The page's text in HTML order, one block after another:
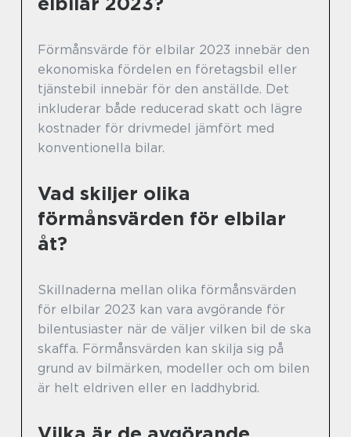
Förmånsvärde för elbilar 2023 innebär den
ekonomiska fördelen en företagsbil eller
tjänstebil innebär för den anställde. Det
inkluderar både reducerad skatt och lägre
kostnader för drivmedel jämfört med
konventionella bilar.
Vad skiljer olika
förmånsvärden för elbilar
åt?
Skillnaderna mellan olika förmånsvärden
för elbilar 2023 kan vara avgörande för
bilentusiaster när de väljer vilken bil de ska
skaffa. Förmånsvärden kan skilja sig på
grund av bilmärken, modeller och om bilen
är helt eldriven eller en laddhybrid.